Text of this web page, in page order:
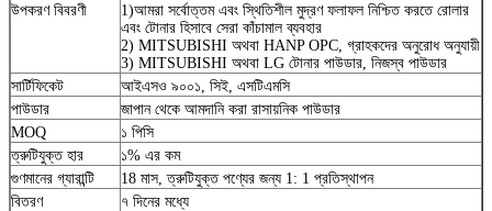
উপকরণ বিবরণী
1)আমরা সর্বোত্তম এবং স্থিতিশীল মুদ্রণ ফলাফল নিশ্চিত করতে রোলার
এবং টোনার হিসাবে সেরা কাঁচামাল ব্যবহার
2) MITSUBISHI অথবা HANP OPC, গ্রাহকদের অনুরোধ অনুযায়ী
3) MITSUBISHI অথবা LG টোনার পাউডার, নিজস্ব পাউডার
সার্টিফিকেট
আইএসও ৯০০১, সিই, এসটিএমসি
পাউডার
জাপান থেকে আমদানি করা রাসায়নিক পাউডার
MOQ
১ পিসি
ত্রুটিযুক্ত হার
১% এর কম
গুণমানের গ্যারান্টি
18 মাস, ত্রুটিযুক্ত পণ্যের জন্য 1: 1 প্রতিস্থাপন
বিতরণ
৭ দিনের মধ্যে